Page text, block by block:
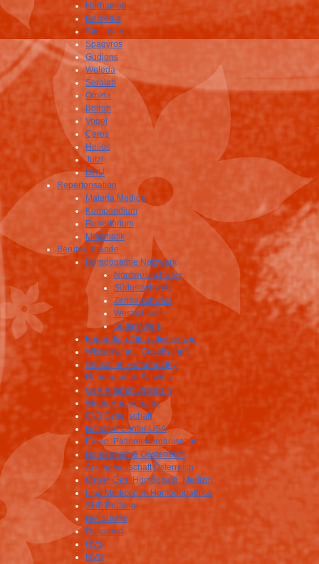
Herbamed
Remedia
Similasan
Spagyros
Gudjons
Weleda
Serolab
Omida
Boiron
Vogel
Ceres
Helios
Jutzi
DHU
Repertorisation
Materia Medica
Kompendium
Repertorium
Miasmatik
Berufsverbände
Homöopathie Netzwerk
Nordwestschweiz
Südostschweiz
Zentralschweiz
Westschweiz
Südschweiz
Föderation Alternativmedizin
Wissenschatl. Gesellschaft
Sensation Homeopathy
Homöopathie Schweiz
OdA Alternativmedizin
World Homeopathy
CvB Gesellschaft
National Center USA
Europ. Patientenorganisation
Homöopathie Oesterreich
Ärztegesellschaft Österreich
Österr. Ges. Homöopath. Medizin
Liga Medicorum Homoeopathica
SHP Prüfung
HM Suisse
Dakomed
HVS
NVS